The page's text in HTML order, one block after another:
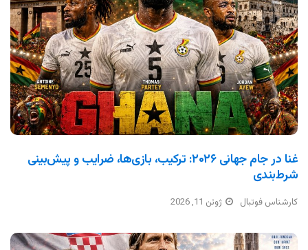
غنا در جام جهانی ۲۰۲۶: ترکیب، بازی‌ها، ضرایب و پیش‌بینی
شرط‌بندی
کارشناس فوتبال ژوئن 11, 2026